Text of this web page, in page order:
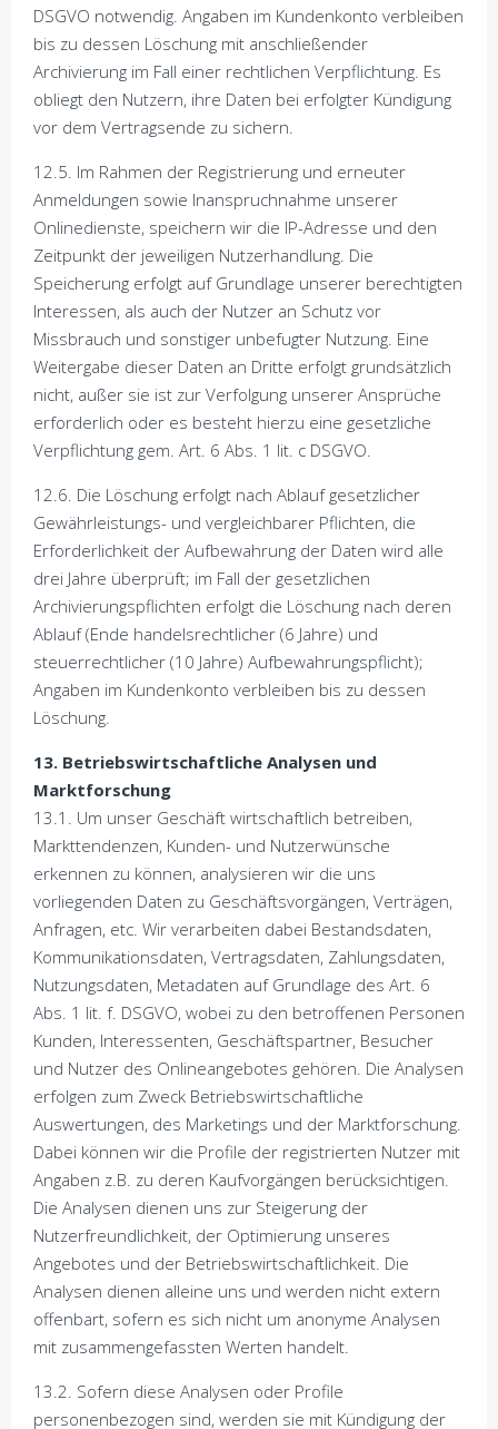
DSGVO notwendig. Angaben im Kundenkonto verbleiben
bis zu dessen Löschung mit anschließender
Archivierung im Fall einer rechtlichen Verpflichtung. Es
obliegt den Nutzern, ihre Daten bei erfolgter Kündigung
vor dem Vertragsende zu sichern.
12.5. Im Rahmen der Registrierung und erneuter
Anmeldungen sowie Inanspruchnahme unserer
Onlinedienste, speichern wir die IP-Adresse und den
Zeitpunkt der jeweiligen Nutzerhandlung. Die
Speicherung erfolgt auf Grundlage unserer berechtigten
Interessen, als auch der Nutzer an Schutz vor
Missbrauch und sonstiger unbefugter Nutzung. Eine
Weitergabe dieser Daten an Dritte erfolgt grundsätzlich
nicht, außer sie ist zur Verfolgung unserer Ansprüche
erforderlich oder es besteht hierzu eine gesetzliche
Verpflichtung gem. Art. 6 Abs. 1 lit. c DSGVO.
12.6. Die Löschung erfolgt nach Ablauf gesetzlicher
Gewährleistungs- und vergleichbarer Pflichten, die
Erforderlichkeit der Aufbewahrung der Daten wird alle
drei Jahre überprüft; im Fall der gesetzlichen
Archivierungspflichten erfolgt die Löschung nach deren
Ablauf (Ende handelsrechtlicher (6 Jahre) und
steuerrechtlicher (10 Jahre) Aufbewahrungspflicht);
Angaben im Kundenkonto verbleiben bis zu dessen
Löschung.
13. Betriebswirtschaftliche Analysen und
Marktforschung
13.1. Um unser Geschäft wirtschaftlich betreiben,
Markttendenzen, Kunden- und Nutzerwünsche
erkennen zu können, analysieren wir die uns
vorliegenden Daten zu Geschäftsvorgängen, Verträgen,
Anfragen, etc. Wir verarbeiten dabei Bestandsdaten,
Kommunikationsdaten, Vertragsdaten, Zahlungsdaten,
Nutzungsdaten, Metadaten auf Grundlage des Art. 6
Abs. 1 lit. f. DSGVO, wobei zu den betroffenen Personen
Kunden, Interessenten, Geschäftspartner, Besucher
und Nutzer des Onlineangebotes gehören. Die Analysen
erfolgen zum Zweck Betriebswirtschaftliche
Auswertungen, des Marketings und der Marktforschung.
Dabei können wir die Profile der registrierten Nutzer mit
Angaben z.B. zu deren Kaufvorgängen berücksichtigen.
Die Analysen dienen uns zur Steigerung der
Nutzerfreundlichkeit, der Optimierung unseres
Angebotes und der Betriebswirtschaftlichkeit. Die
Analysen dienen alleine uns und werden nicht extern
offenbart, sofern es sich nicht um anonyme Analysen
mit zusammengefassten Werten handelt.
13.2. Sofern diese Analysen oder Profile
personenbezogen sind, werden sie mit Kündigung der